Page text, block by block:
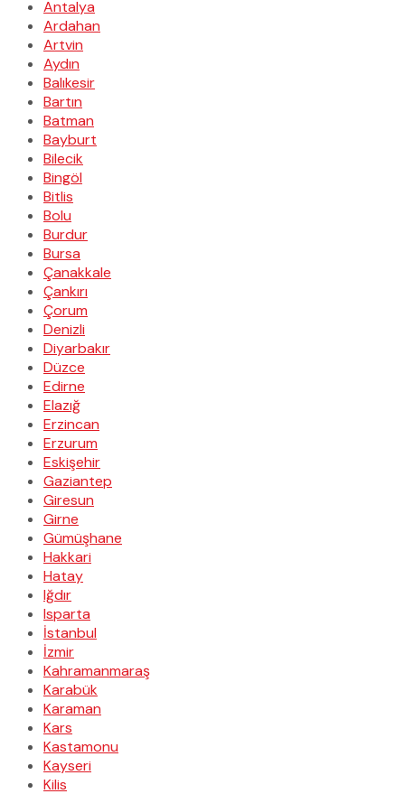
Antalya
Ardahan
Artvin
Aydın
Balıkesir
Bartın
Batman
Bayburt
Bilecik
Bingöl
Bitlis
Bolu
Burdur
Bursa
Çanakkale
Çankırı
Çorum
Denizli
Diyarbakır
Düzce
Edirne
Elazığ
Erzincan
Erzurum
Eskişehir
Gaziantep
Giresun
Girne
Gümüşhane
Hakkari
Hatay
Iğdır
Isparta
İstanbul
İzmir
Kahramanmaraş
Karabük
Karaman
Kars
Kastamonu
Kayseri
Kilis